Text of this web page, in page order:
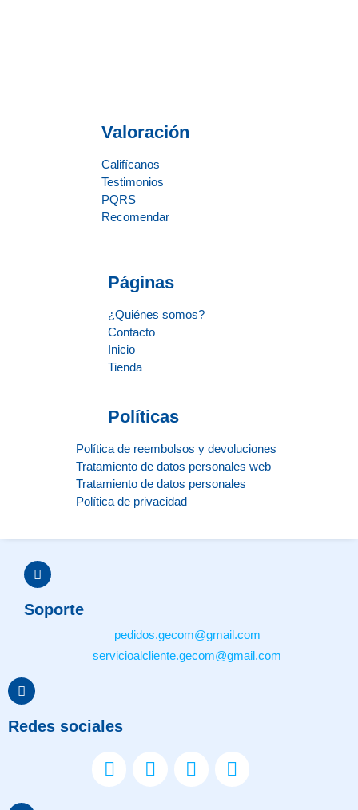
Valoración
Califícanos
Testimonios
PQRS
Recomendar
Páginas
¿Quiénes somos?
Contacto
Inicio
Tienda
Políticas
Política de reembolsos y devoluciones
Tratamiento de datos personales web
Tratamiento de datos personales
Política de privacidad
Soporte
pedidos.gecom@gmail.com
servicioalcliente.gecom@gmail.com
Redes sociales